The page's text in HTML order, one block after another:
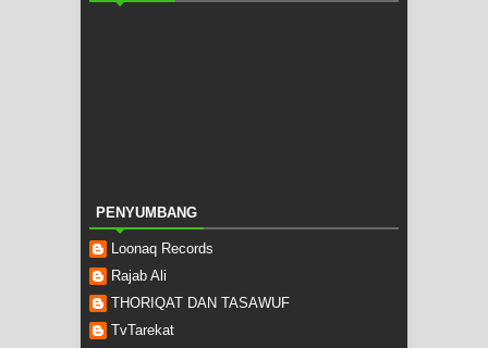
PENYUMBANG
Loonaq Records
Rajab Ali
THORIQAT DAN TASAWUF
TvTarekat